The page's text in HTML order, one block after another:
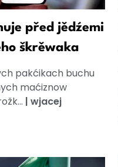
před jědźemi
škrěwaka
pakćikach buchu
maćiznow
| wjacej